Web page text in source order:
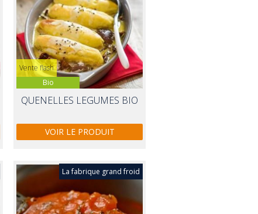
Bio
Vente flash
QUENELLES LEGUMES BIO
VOIR LE PRODUIT
La fabrique grand froid